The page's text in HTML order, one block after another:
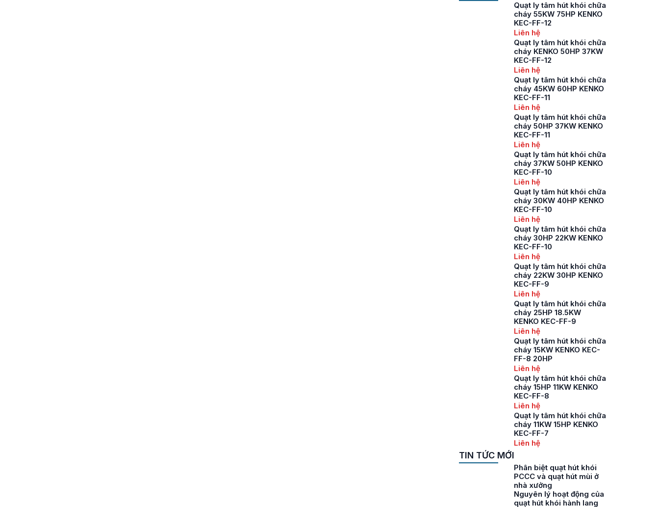
Quạt ly tâm hút khói chữa
cháy 55KW 75HP KENKO
KEC-FF-12
Liên hệ
Quạt ly tâm hút khói chữa
cháy KENKO 50HP 37KW
KEC-FF-12
Liên hệ
Quạt ly tâm hút khói chữa
cháy 45KW 60HP KENKO
KEC-FF-11
Liên hệ
Quạt ly tâm hút khói chữa
cháy 50HP 37KW KENKO
KEC-FF-11
Liên hệ
Quạt ly tâm hút khói chữa
cháy 37KW 50HP KENKO
KEC-FF-10
Liên hệ
Quạt ly tâm hút khói chữa
cháy 30KW 40HP KENKO
KEC-FF-10
Liên hệ
Quạt ly tâm hút khói chữa
cháy 30HP 22KW KENKO
KEC-FF-10
Liên hệ
Quạt ly tâm hút khói chữa
cháy 22KW 30HP KENKO
KEC-FF-9
Liên hệ
Quạt ly tâm hút khói chữa
cháy 25HP 18.5KW
KENKO KEC-FF-9
Liên hệ
Quạt ly tâm hút khói chữa
cháy 15KW KENKO KEC-
FF-8 20HP
Liên hệ
Quạt ly tâm hút khói chữa
cháy 15HP 11KW KENKO
KEC-FF-8
Liên hệ
Quạt ly tâm hút khói chữa
cháy 11KW 15HP KENKO
KEC-FF-7
Liên hệ
TIN TỨC MỚI
Phân biệt quạt hút khói
PCCC và quạt hút mùi ở
nhà xưởng
Nguyên lý hoạt động của
quạt hút khói hành lang